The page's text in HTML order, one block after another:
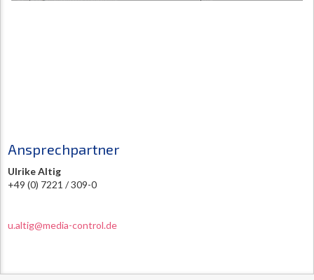
Ansprechpartner
Ulrike Altig
+49 (0) 7221 / 309-0
u.altig@media-control.de